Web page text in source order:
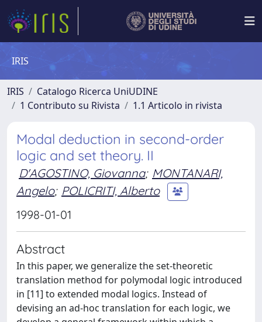
IRIS
IRIS
Catalogo Ricerca UniUDINE
1 Contributo su Rivista
1.1 Articolo in rivista
Modal deduction in second-order
logic and set theory. II
D'AGOSTINO, Giovanna; MONTANARI,
Angelo; POLICRITI, Alberto
1998-01-01
Abstract
In this paper, we generalize the set-theoretic
translation method for polymodal logic introduced
in [11] to extended modal logics. Instead of
devising an ad-hoc translation for each logic, we